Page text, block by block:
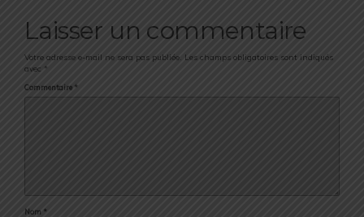
Laisser un commentaire
Votre adresse e-mail ne sera pas publiée. Les champs obligatoires sont indiqués
avec *
Commentaire *
Nom *